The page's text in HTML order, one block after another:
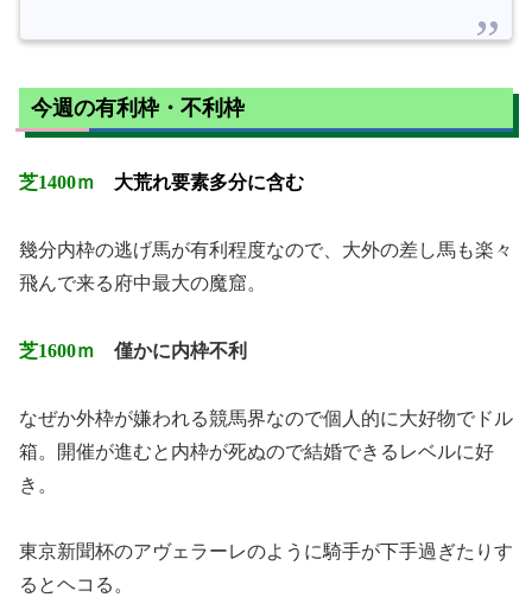
今週の有利枠・不利枠
芝1400ｍ 大荒れ要素多分に含む
幾分内枠の逃げ馬が有利程度なので、大外の差し馬も楽々
飛んで来る府中最大の魔窟。
芝1600ｍ 僅かに内枠不利
なぜか外枠が嫌われる競馬界なので個人的に大好物でドル
箱。開催が進むと内枠が死ぬので結婚できるレベルに好
き。
東京新聞杯のアヴェラーレのように騎手が下手過ぎたりす
るとヘコる。